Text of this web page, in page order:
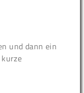
und dann ein